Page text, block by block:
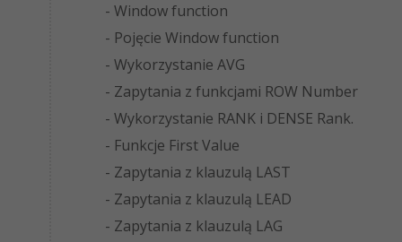
- Window function
- Pojęcie Window function
- Wykorzystanie AVG
- Zapytania z funkcjami ROW Number
- Wykorzystanie RANK i DENSE Rank.
- Funkcje First Value
- Zapytania z klauzulą LAST
- Zapytania z klauzulą LEAD
- Zapytania z klauzulą LAG